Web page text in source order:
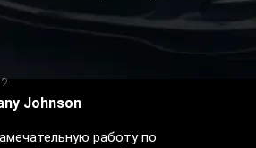
Johnson
работу по